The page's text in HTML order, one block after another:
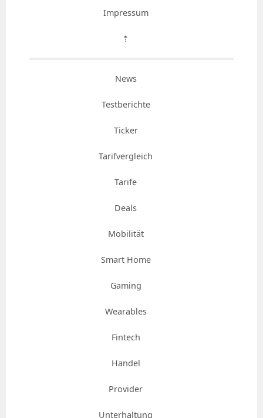
Impressum
⇡
News
Testberichte
Ticker
Tarifvergleich
Tarife
Deals
Mobilität
Smart Home
Gaming
Wearables
Fintech
Handel
Provider
Unterhaltung